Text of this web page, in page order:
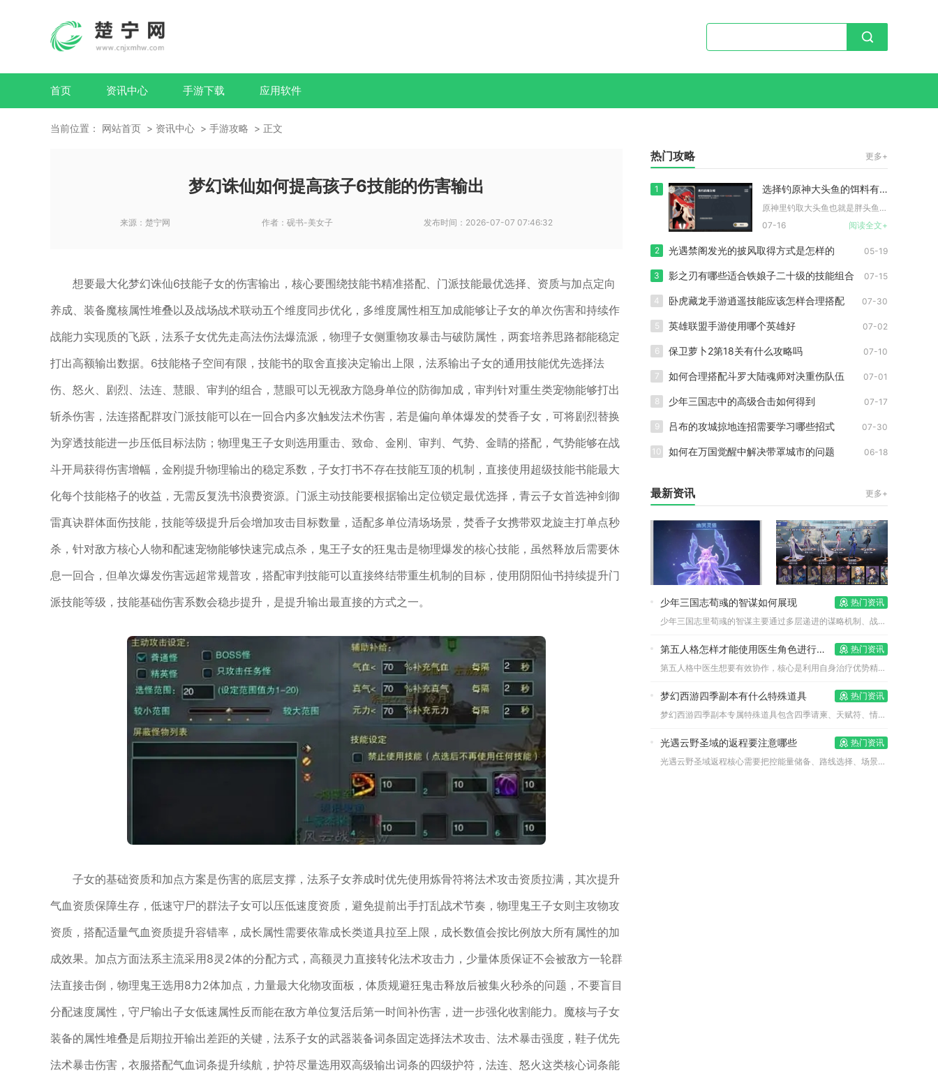
首页 资讯中心 手游下载 应用软件
当前位置： 网站首页 资讯中心 手游攻略 正文
梦幻诛仙如何提高孩子6技能的伤害输出
来源： 楚宁网 作者： 砚书-美女子 发布时间： 2026-07-07 07:46:32
想要最大化梦幻诛仙6技能子女的伤害输出，核心要围绕技能书精准搭配、门派技能最优选择、资质与加点定向
养成、装备魔核属性堆叠以及战场战术联动五个维度同步优化，多维度属性相互加成能够让子女的单次伤害和持续作
战能力实现质的飞跃，法系子女优先走高法伤法爆流派，物理子女侧重物攻暴击与破防属性，两套培养思路都能稳定
打出高额输出数据。6技能格子空间有限，技能书的取舍直接决定输出上限，法系输出子女的通用技能优先选择法
伤、怒火、剧烈、法连、慧眼、审判的组合，慧眼可以无视敌方隐身单位的防御加成，审判针对重生类宠物能够打出
斩杀伤害，法连搭配群攻门派技能可以在一回合内多次触发法术伤害，若是偏向单体爆发的焚香子女，可将剧烈替换
为穿透技能进一步压低目标法防；物理鬼王子女则选用重击、致命、金刚、审判、气势、金睛的搭配，气势能够在战
斗开局获得伤害增幅，金刚提升物理输出的稳定系数，子女打书不存在技能互顶的机制，直接使用超级技能书能最大
化每个技能格子的收益，无需反复洗书浪费资源。门派主动技能要根据输出定位锁定最优选择，青云子女首选神剑御
雷真诀群体面伤技能，技能等级提升后会增加攻击目标数量，适配多单位清场场景，焚香子女携带双龙旋主打单点秒
杀，针对敌方核心人物和配速宠物能够快速完成点杀，鬼王子女的狂鬼击是物理爆发的核心技能，虽然释放后需要休
息一回合，但单次爆发伤害远超常规普攻，搭配审判技能可以直接终结带重生机制的目标，使用阴阳仙书持续提升门
派技能等级，技能基础伤害系数会稳步提升，是提升输出最直接的方式之一。
子女的基础资质和加点方案是伤害的底层支撑，法系子女养成时优先使用炼骨符将法术攻击资质拉满，其次提升
气血资质保障生存，低速守尸的群法子女可以压低速度资质，避免提前出手打乱战术节奏，物理鬼王子女则主攻物攻
资质，搭配适量气血资质提升容错率，成长属性需要依靠成长类道具拉至上限，成长数值会按比例放大所有属性的加
成效果。加点方面法系主流采用8灵2体的分配方式，高额灵力直接转化法术攻击力，少量体质保证不会被敌方一轮群
法直接击倒，物理鬼王选用8力2体加点，力量最大化物攻面板，体质规避狂鬼击释放后被集火秒杀的问题，不要盲目
分配速度属性，守尸输出子女低速属性反而能在敌方单位复活后第一时间补伤害，进一步强化收割能力。魔核与子女
装备的属性堆叠是后期拉开输出差距的关键，法系子女的武器装备词条固定选择法术攻击、法术暴击强度，鞋子优先
法术暴击伤害，衣服搭配气血词条提升续航，护符尽量选用双高级输出词条的四级护符，法连、怒火这类核心词条能
热门攻略 更多+
1 选择钓原神大头鱼的饵料有何技巧
原神里钓取大头鱼也就是胖头鱼，唯一适配核心饵料为飞蝇假饵，围...
07-16
阅读全文+
2 光遇禁阁发光的披风取得方式是怎样的 05-19
3 影之刃有哪些适合铁娘子二十级的技能组合 07-15
4 卧虎藏龙手游逍遥技能应该怎样合理搭配 07-30
5 英雄联盟手游使用哪个英雄好 07-02
6 保卫萝卜2第18关有什么攻略吗 07-10
7 如何合理搭配斗罗大陆魂师对决重伤队伍 07-01
8 少年三国志中的高级合击如何得到 07-17
9 吕布的攻城掠地连招需要学习哪些招式 07-30
10 如何在万国觉醒中解决带罩城市的问题 06-18
最新资讯 更多+
少年三国志荀彧的智谋如何展现
热门资讯
少年三国志里荀彧的智谋主要通过多层递进的谋略机制、战局环境调...
第五人格怎样才能使用医生角色进行有效协作
热门资讯
第五人格中医生想要有效协作，核心是利用自身治疗优势精准定位、...
梦幻西游四季副本有什么特殊道具
热门资讯
梦幻西游四季副本专属特殊道具包含四季请柬、天赋符、情谊玫瑰、...
光遇云野圣域的返程要注意哪些
热门资讯
光遇云野圣域返程核心需要把控能量储备、路线选择、场景机制、多...